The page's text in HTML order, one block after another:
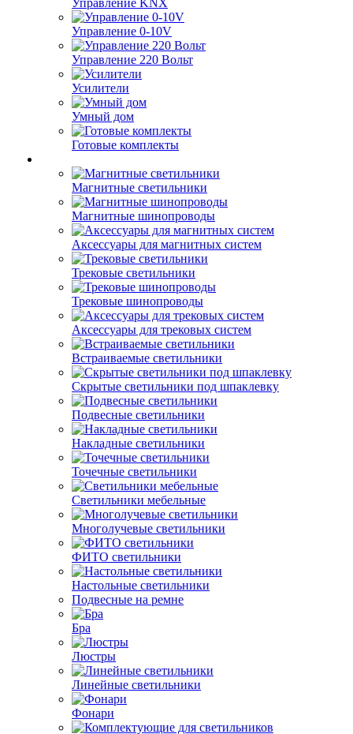
Управление KNX
Управление 0-10V
Управление 220 Вольт
Усилители
Умный дом
Готовые комплекты
Магнитные светильники
Магнитные шинопроводы
Аксессуары для магнитных систем
Трековые светильники
Трековые шинопроводы
Аксессуары для трековых систем
Встраиваемые светильники
Скрытые светильники под шпаклевку
Подвесные светильники
Накладные светильники
Точечные светильники
Светильники мебельные
Многолучевые светильники
ФИТО светильники
Настольные светильники
Подвесные на ремне
Бра
Люстры
Линейные светильники
Фонари